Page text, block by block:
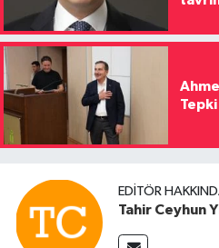
Tepki
EDITÖR
Tahir Ceyhun